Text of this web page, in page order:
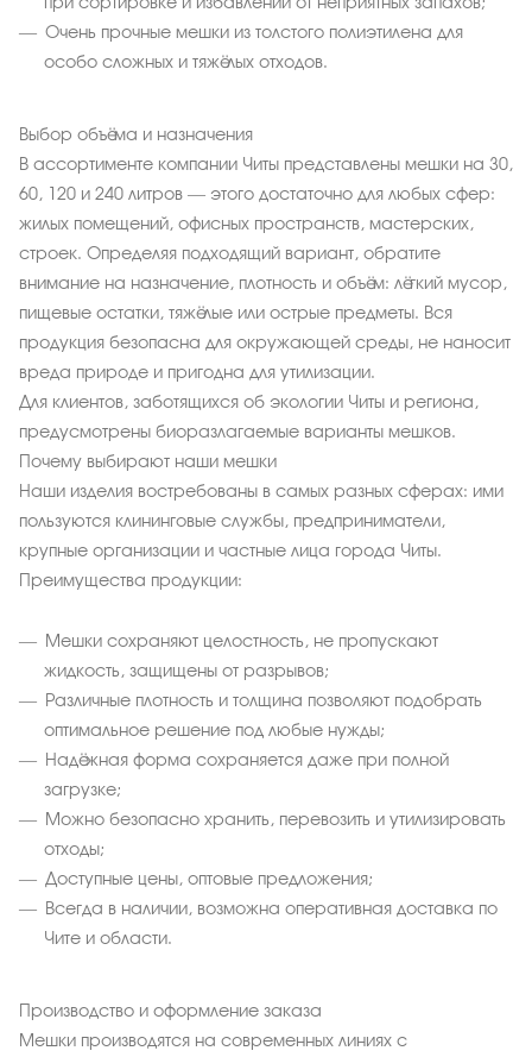
при сортировке и избавлении от неприятных запахов;
Очень прочные мешки из толстого полиэтилена для
особо сложных и тяжёлых отходов.
Выбор объёма и назначения
В ассортименте компании Читы представлены мешки на 30,
60, 120 и 240 литров — этого достаточно для любых сфер:
жилых помещений, офисных пространств, мастерских,
строек. Определяя подходящий вариант, обратите
внимание на назначение, плотность и объём: лёгкий мусор,
пищевые остатки, тяжёлые или острые предметы. Вся
продукция безопасна для окружающей среды, не наносит
вреда природе и пригодна для утилизации.
Для клиентов, заботящихся об экологии Читы и региона,
предусмотрены биоразлагаемые варианты мешков.
Почему выбирают наши мешки
Наши изделия востребованы в самых разных сферах: ими
пользуются клининговые службы, предприниматели,
крупные организации и частные лица города Читы.
Преимущества продукции:
Мешки сохраняют целостность, не пропускают
жидкость, защищены от разрывов;
Различные плотность и толщина позволяют подобрать
оптимальное решение под любые нужды;
Надёжная форма сохраняется даже при полной
загрузке;
Можно безопасно хранить, перевозить и утилизировать
отходы;
Доступные цены, оптовые предложения;
Всегда в наличии, возможна оперативная доставка по
Чите и области.
Производство и оформление заказа
Мешки производятся на современных линиях с